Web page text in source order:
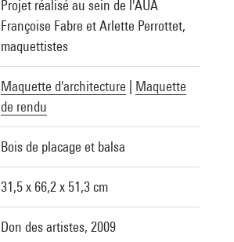
Projet réalisé au sein de l'AUA
Françoise Fabre et Arlette Perrottet,
maquettistes
Maquette d'architecture
Maquette
de rendu
Bois de placage et balsa
31,5 x 66,2 x 51,3 cm
Don des artistes, 2009